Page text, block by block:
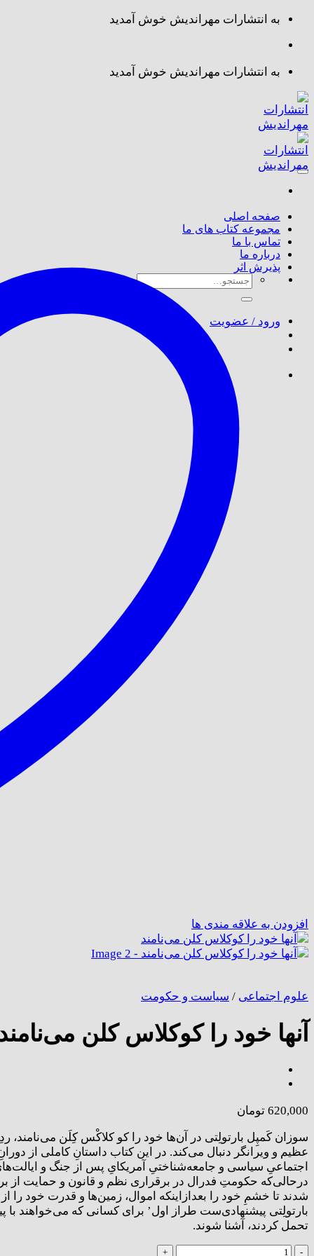
Skip
content
به انتشارات مهراندیش خوش آمدید
به انتشارات مهراندیش خوش آمدید
صفحه اصلی
مجموعه کتاب های ما
تماس با ما
درباره ما
پذیرش اثر
جستجو
برای:
ورود / عضویت
افزودن به علاقه مندی ها
علوم اجتماعی / سیاست و حکومت
آنها خود را کوکلاس کلن
620,000 تومان
سوزان کَمپِل بارتولِتی در آن‌ها خود را کو کلاکْس کِلَن
اجتماعیِ سیاسی و جامعه‌شناختیِ آمریکایِ پس از جنگ و
درحالی‌که حکومتِ فدرال در برقراری نظم و قانون و حمایت
شدند تا خشمِ خود را بعدازاینکه اموال، زمین‌ها و قدرت خود
بارتولِتی پیشنهادی‌ست طراز اول’ برای کسانی که می‌خواهند
تحمل کردند، آشنا شوند.
آنها